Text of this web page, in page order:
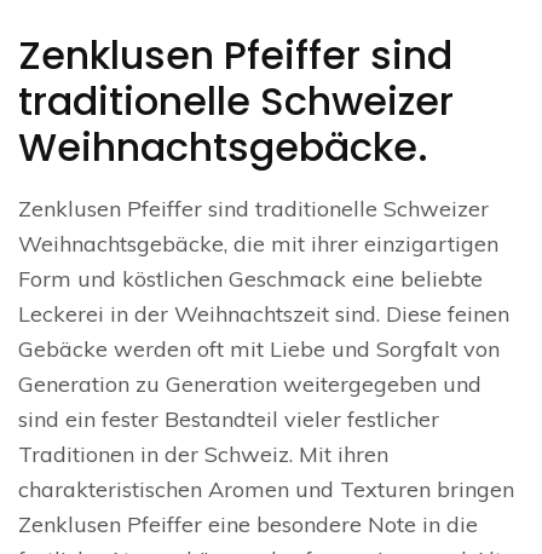
Zenklusen Pfeiffer sind
traditionelle Schweizer
Weihnachtsgebäcke.
Zenklusen Pfeiffer sind traditionelle Schweizer
Weihnachtsgebäcke, die mit ihrer einzigartigen
Form und köstlichen Geschmack eine beliebte
Leckerei in der Weihnachtszeit sind. Diese feinen
Gebäcke werden oft mit Liebe und Sorgfalt von
Generation zu Generation weitergegeben und
sind ein fester Bestandteil vieler festlicher
Traditionen in der Schweiz. Mit ihren
charakteristischen Aromen und Texturen bringen
Zenklusen Pfeiffer eine besondere Note in die